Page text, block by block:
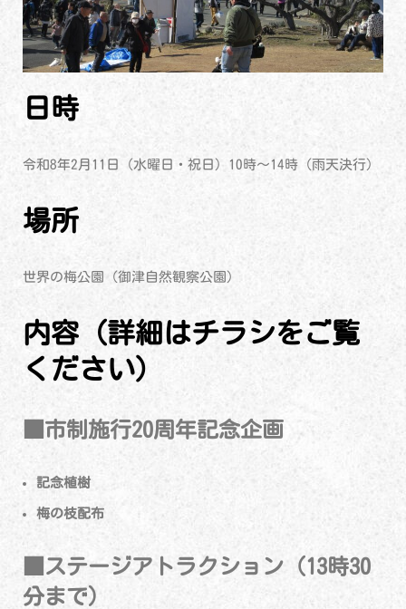
日時
令和8年2月11日（水曜日・祝日）10時～14時（雨天決行）
場所
世界の梅公園（御津自然観察公園）
内容（詳細はチラシをご覧
ください）
■市制施行20周年記念企画
記念植樹
梅の枝配布
■ステージアトラクション（13時30
分まで）